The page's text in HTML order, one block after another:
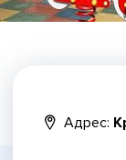
Адрес: